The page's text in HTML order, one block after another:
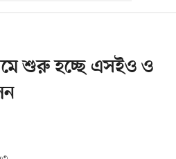
শুরু হচ্ছে এসইও ও